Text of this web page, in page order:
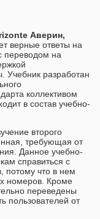
Аверин,
верные ответы на
переводом на
Учебник разработан
коллективом
в состав учебно-
второго
требующая от
Данное учебно-
справиться с
потому что в нем
номеров. Кроме
переведены
пользователей от